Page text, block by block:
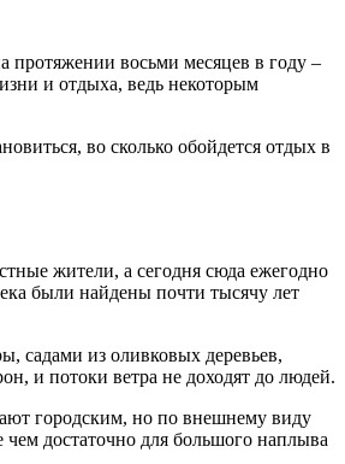
протяжении восьми месяцев в году –
и отдыха, ведь некоторым
во сколько обойдется отдых в
жители, а сегодня сюда ежегодно
были найдены почти тысячу лет
садами из оливковых деревьев,
и потоки ветра не доходят до людей.
городским, но по внешнему виду
достаточно для большого наплыва